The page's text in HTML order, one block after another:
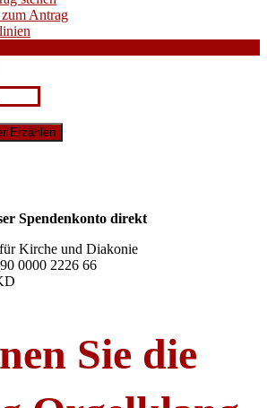
Antrag
Erzählen
Spendenkonto direkt
Kirche und Diakonie
0000 2226 66
Sie die